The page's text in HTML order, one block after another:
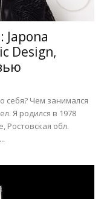
Japona
Design,
себя? Чем занимался
Я родился в 1978
Ростовская обл.